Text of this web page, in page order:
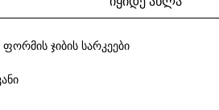
ჯიბის სარკეები